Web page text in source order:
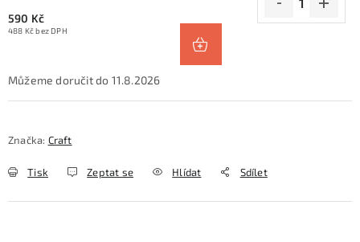
590 Kč
488 Kč bez DPH
11.8.2026
Značka: Craft
Tisk Zeptat se Hlídat Sdílet